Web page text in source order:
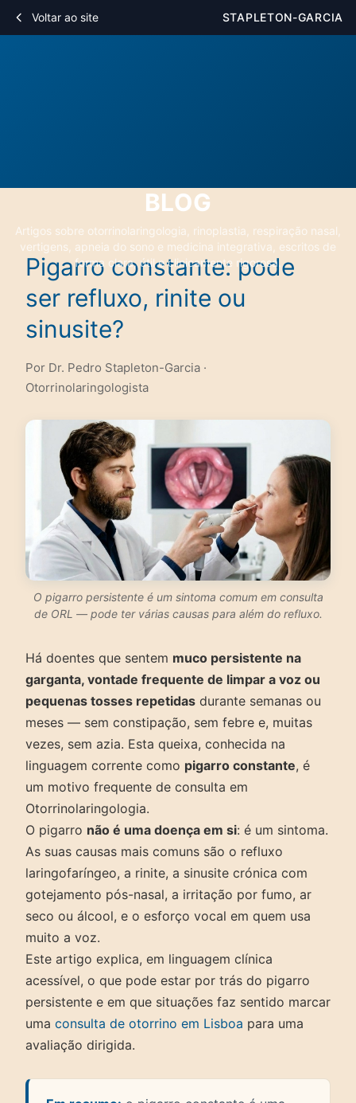
Voltar ao site STAPLETON-GARCIA
BLOG
Artigos sobre otorrinolaringologia, rinoplastia, respiração nasal,
vertigens, apneia do sono e medicina integrativa, escritos de
forma clara, útil e clinicamente rigorosa.
Pigarro constante: pode
ser refluxo, rinite ou
sinusite?
Por Dr. Pedro Stapleton-Garcia ·
Otorrinolaringologista
O pigarro persistente é um sintoma comum em consulta
de ORL — pode ter várias causas para além do refluxo.
Há doentes que sentem muco persistente na
garganta, vontade frequente de limpar a voz ou
pequenas tosses repetidas durante semanas ou
meses — sem constipação, sem febre e, muitas
vezes, sem azia. Esta queixa, conhecida na
linguagem corrente como pigarro constante, é
um motivo frequente de consulta em
Otorrinolaringologia.
O pigarro não é uma doença em si: é um sintoma.
As suas causas mais comuns são o refluxo
laringofaríngeo, a rinite, a sinusite crónica com
gotejamento pós-nasal, a irritação por fumo, ar
seco ou álcool, e o esforço vocal em quem usa
muito a voz.
Este artigo explica, em linguagem clínica
acessível, o que pode estar por trás do pigarro
persistente e em que situações faz sentido marcar
uma consulta de otorrino em Lisboa para uma
avaliação dirigida.